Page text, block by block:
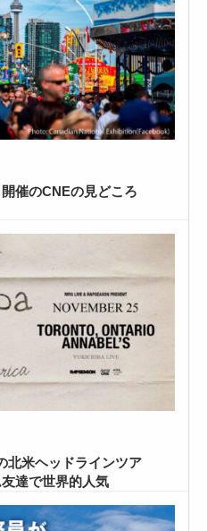
催のCNEの見どころ
北米ヘッドラインツア
達で世界的人気